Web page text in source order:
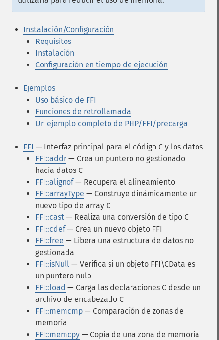
Instalación/Configuración
Requisitos
Instalación
Configuración en tiempo de ejecución
Ejemplos
Uso básico de FFI
Funciones de retrollamada
Un ejemplo completo de PHP/FFI/precarga
FFI — Interfaz principal para el código C y los datos
FFI::addr — Crea un puntero no gestionado
hacia datos C
FFI::alignof— Recupera el alineamiento
FFI::arrayType — Construye dinámicamente un
nuevo tipo de array C
FFI::cast — Realiza una conversión de tipo C
FFI::cdef— Crea un nuevo objeto FFI
FFI::free — Libera una estructura de datos no
gestionada
FFI::isNull — Verifica si un objeto FFI\CData es
un puntero nulo
FFI::load — Carga las declaraciones C desde un
archivo de encabezado C
FFI::memcmp — Comparación de zonas de
memoria
FFI::memcpy — Copia de una zona de memoria